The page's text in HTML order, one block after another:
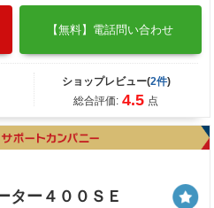
【無料】電話問い合わせ
ショップレビュー(2件)
総合評価: 4.5 点
ー４００ＳＥ